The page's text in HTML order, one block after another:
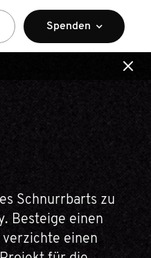
Spenden
Schnurrbarts zu
Besteige einen
einen